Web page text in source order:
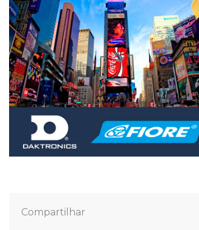
Compartilhar